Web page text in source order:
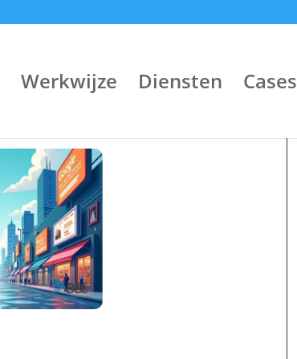
Werkwijze Diensten Cases